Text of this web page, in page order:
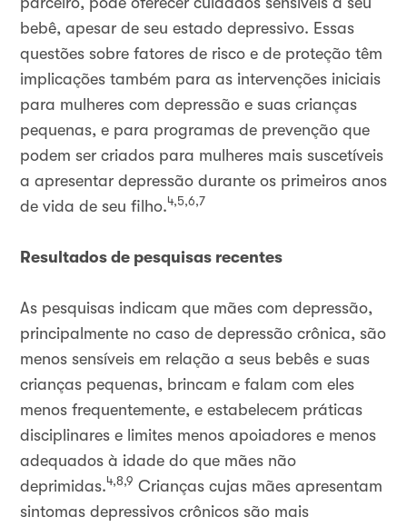
bebê, apesar de seu estado depressivo. Essas
questões sobre fatores de risco e de proteção têm
implicações também para as intervenções iniciais
para mulheres com depressão e suas crianças
pequenas, e para programas de prevenção que
podem ser criados para mulheres mais suscetíveis
a apresentar depressão durante os primeiros anos
de vida de seu filho.4,5,6,7
Resultados de pesquisas recentes
As pesquisas indicam que mães com depressão,
principalmente no caso de depressão crônica, são
menos sensíveis em relação a seus bebês e suas
crianças pequenas, brincam e falam com eles
menos frequentemente, e estabelecem práticas
disciplinares e limites menos apoiadores e menos
adequados à idade do que mães não
deprimidas.4,8,9 Crianças cujas mães apresentam
sintomas depressivos crônicos são mais